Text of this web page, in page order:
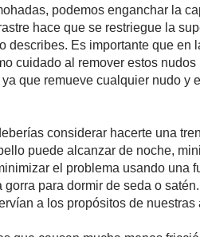
podemos enganchar la
hace que se restriegue la
describes. Es importante que en
cuidado al remover estos
que remueve cualquier nudo y
considerar hacerte una
puede alcanzar de noche,
el problema usando una
para dormir de seda o
a los propósitos de nuestras